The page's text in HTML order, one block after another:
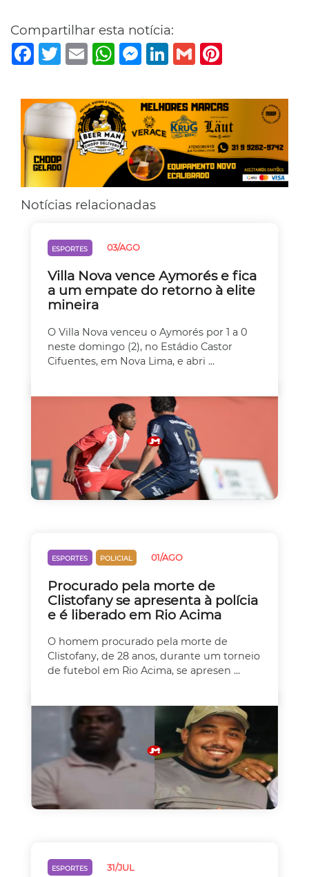
Compartilhar esta notícia:
Facebook
TwitterEmail WhatsAppMessenger
LinkedIn
Gmail
Notícias relacionadas
ESPORTES 03/AGO
Villa Nova vence Aymorés e fica
a um empate do retorno à elite
mineira
O Villa Nova venceu o Aymorés por 1 a 0
neste domingo (2), no Estádio Castor
Cifuentes, em Nova Lima, e abri ...
ESPORTES POLICIAL 01/AGO
Procurado pela morte de
Clistofany se apresenta à polícia
e é liberado em Rio Acima
O homem procurado pela morte de
Clistofany, de 28 anos, durante um torneio
de futebol em Rio Acima, se apresen ...
ESPORTES 31/JUL